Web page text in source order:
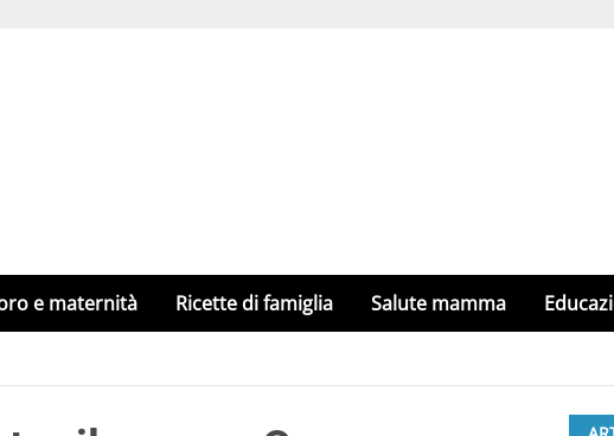
e maternità Ricette di famiglia Salute mamma